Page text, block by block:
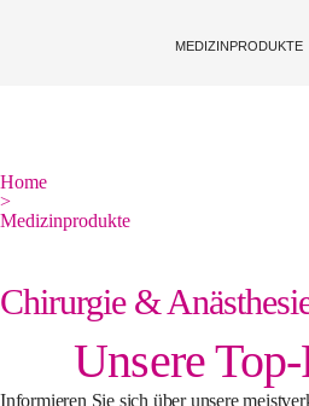
MEDIZINPRODUKTE
Home
>
Medizinprodukte
Chirurgie &
Unsere
Informieren Sie sich über unsere